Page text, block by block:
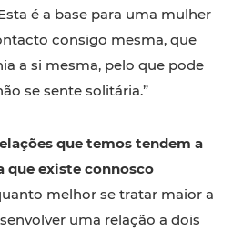
é a base para uma mulher
consigo mesma, que
a si mesma, pelo que pode
se sente solitária.”
que temos tendem a
que existe connosco
melhor se tratar maior a
uma relação a dois